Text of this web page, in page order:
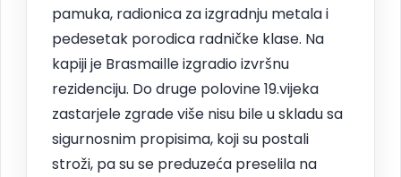
pamuka, radionica za izgradnju metala i
pedesetak porodica radničke klase. Na
kapiji je Brasmaille izgradio izvršnu
rezidenciju. Do druge polovine 19.vijeka
zastarjele zgrade više nisu bile u skladu sa
sigurnosnim propisima, koji su postali
stroži, pa su se preduzeća preselila na